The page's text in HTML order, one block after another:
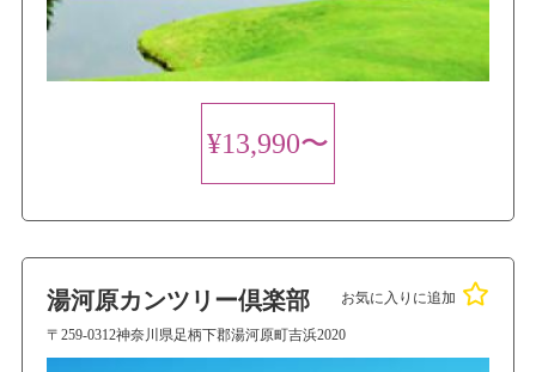
¥13,990〜
湯河原カンツリー倶楽部
〒259-0312神奈川県足柄下郡湯河原町吉浜2020
お気に入りに追加